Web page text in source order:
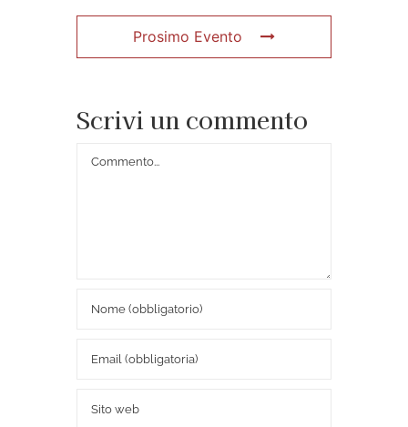
Prosimo Evento
Scrivi un commento
Commento